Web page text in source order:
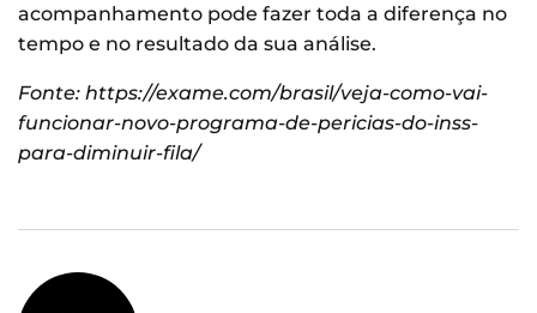
acompanhamento pode fazer toda a diferença no
tempo e no resultado da sua análise.
Fonte: https://exame.com/brasil/veja-como-vai-
funcionar-novo-programa-de-pericias-do-inss-
para-diminuir-fila/